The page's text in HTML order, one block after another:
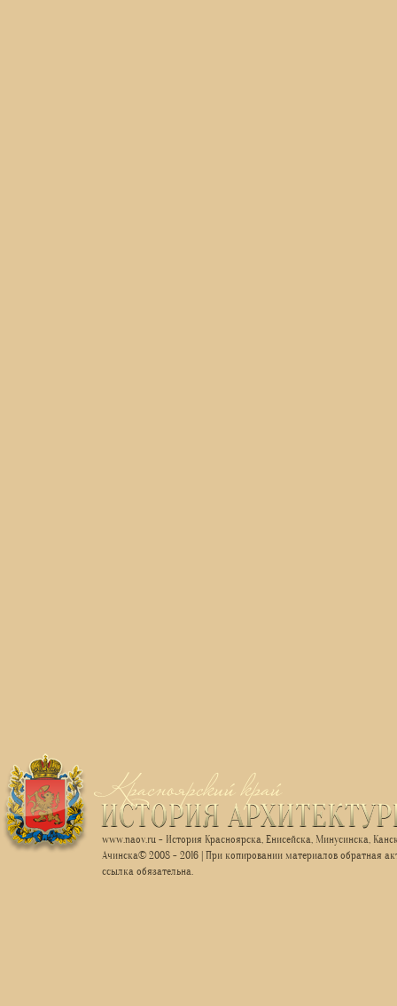
www.naov.ru - История Красноярска, Енисейска, Минусинска,
Ачинска© 2008 - 2016 | При копировании материалов обратная
ссылка обязательна.